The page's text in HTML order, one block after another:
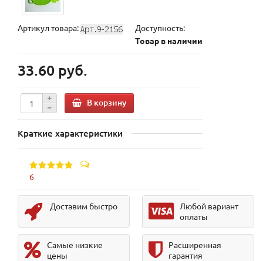
Артикул товара:
Доступность:
Товар в наличии
33.60 руб.
В корзину
Краткие характеристики
6
Доставим быстро
Любой вариант
оплаты
Самые низкие
цены
Расширенная
гарантия